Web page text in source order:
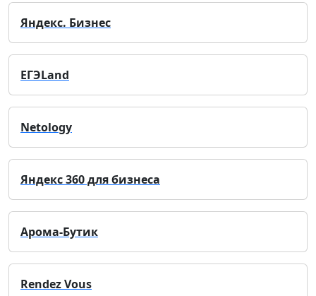
Яндекс. Бизнес
ЕГЭLand
Netology
Яндекс 360 для бизнеса
Арома-Бутик
Rendez Vous